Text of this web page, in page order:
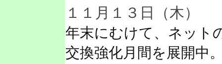
１１月１３日（木）
年末にむけて、ネット
交換強化月間を展開中